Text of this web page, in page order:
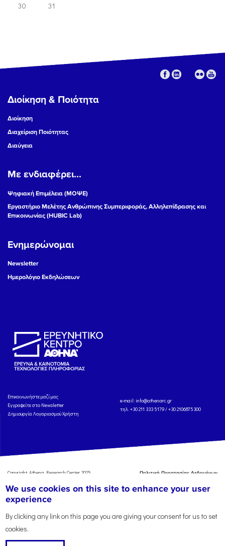
30
31
Διοίκηση & Ποιότητα
Διοίκηση
Διαχείριση Ποιότητας
Διαύγεια
Με ενδιαφέρει...
Ψηφιακή Επιμέλεια (ΜΟΨΕ)
Εργαστήριο Μελέτης Ανθρώπινης Συμπεριφοράς, Αλληλεπίδρασης και
Επικοινωνίας (HUBIC Lab)
Ενημερώνομαι
Newsletter
Ημερολόγιο Εκδηλώσεων
Eπικοινωνήστε μαζί μας
Εγγραφείτε στο Newsletter
Δημιουργία Λογαριασμού Χρήστη
e-mail: info@athenarc.gr
τηλ. +30 211 333 5179 / +30 2106875300
Copyright: Athena Research Center, 2025
Πολιτική Προστασίας Δεδομένων
Χρήσης
Αναφορά
We use cookies on this site to enhance your user
experience
By clicking any link on this page you are giving your consent for us to set
cookies.